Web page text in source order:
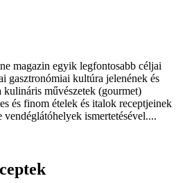
magazin egyik legfontosabb céljai
gasztronómiai kultúra jelenének és
művészetek (gourmet)
és finom ételek és italok receptjeinek
ismertetésével....